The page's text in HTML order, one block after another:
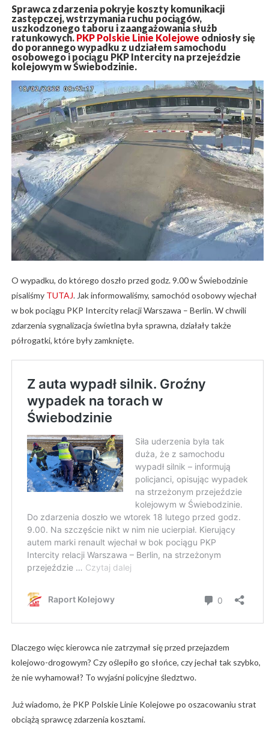
Sprawca zdarzenia pokryje koszty komunikacji
zastępczej, wstrzymania ruchu pociągów,
uszkodzonego taboru i zaangażowania służb
ratunkowych. PKP Polskie Linie Kolejowe odniosły się
do porannego wypadku z udziałem samochodu
osobowego i pociągu PKP Intercity na przejeździe
kolejowym w Świebodzinie.
O wypadku, do którego doszło przed godz. 9.00 w Świebodzinie
pisaliśmy TUTAJ. Jak informowaliśmy, samochód osobowy wjechał
w bok pociągu PKP Intercity relacji Warszawa – Berlin. W chwili
zdarzenia sygnalizacja świetlna była sprawna, działały także
półrogatki, które były zamknięte.
Dlaczego więc kierowca nie zatrzymał się przed przejazdem
kolejowo-drogowym? Czy oślepiło go słońce, czy jechał tak szybko,
że nie wyhamował? To wyjaśni policyjne śledztwo.
Już wiadomo, że PKP Polskie Linie Kolejowe po oszacowaniu strat
obciążą sprawcę zdarzenia kosztami.